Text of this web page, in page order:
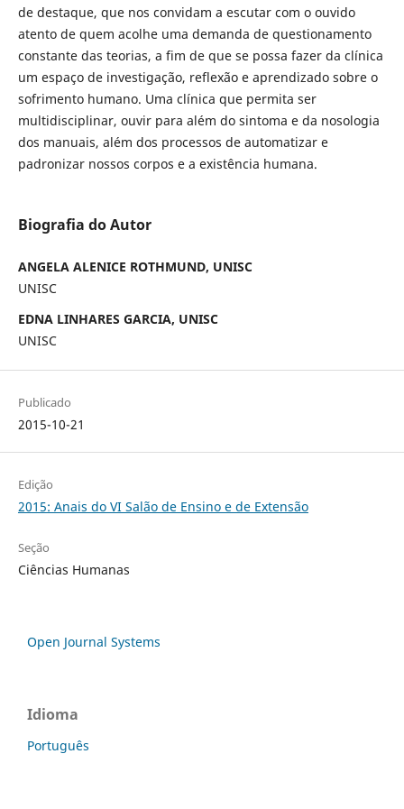
de destaque, que nos convidam a escutar com o ouvido
atento de quem acolhe uma demanda de questionamento
constante das teorias, a fim de que se possa fazer da clínica
um espaço de investigação, reflexão e aprendizado sobre o
sofrimento humano. Uma clínica que permita ser
multidisciplinar, ouvir para além do sintoma e da nosologia
dos manuais, além dos processos de automatizar e
padronizar nossos corpos e a existência humana.
Biografia do Autor
ANGELA ALENICE ROTHMUND, UNISC
UNISC
EDNA LINHARES GARCIA, UNISC
UNISC
Publicado
2015-10-21
Edição
2015: Anais do VI Salão de Ensino e de Extensão
Seção
Ciências Humanas
Open Journal Systems
Idioma
Português